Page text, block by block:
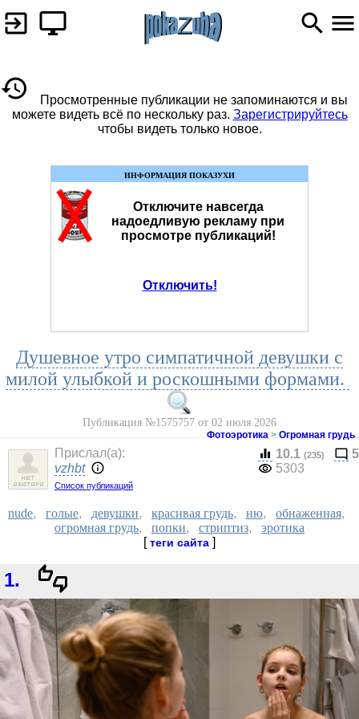
Просмотренные публикации не запоминаются и вы
можете видеть всё по нескольку раз. Зарегистрируйтесь
чтобы видеть только новое.
ИНФОРМАЦИЯ ПОКАЗУХИ
Отключите навсегда
надоедливую рекламу при
просмотре публикаций!
Отключить!
Душевное утро симпатичной девушки с
милой улыбкой и роскошными формами.
Публикация №1575757 от 02 июля 2026
Фотоэротика > Огромная грудь
Прислал(a):
vzhbt
Список публикаций
10.1 (235)
5
5303
nude, голые, девушки, красивая грудь, ню, обнаженная,
огромная грудь, попки, стриптиз, эротика
[теги сайта ]
1.